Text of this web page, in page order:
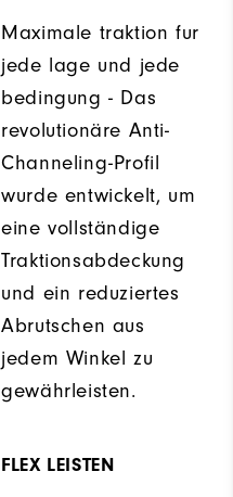
Maximale traktion fur
jede lage und jede
bedingung - Das
revolutionäre Anti-
Channeling-Profil
wurde entwickelt, um
eine vollständige
Traktionsabdeckung
und ein reduziertes
Abrutschen aus
jedem Winkel zu
gewährleisten.
FLEX LEISTEN